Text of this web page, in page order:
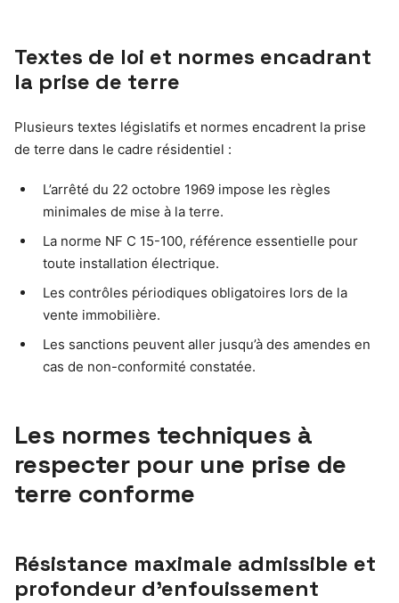
Textes de loi et normes encadrant
la prise de terre
Plusieurs textes législatifs et normes encadrent la prise
de terre dans le cadre résidentiel :
L’arrêté du 22 octobre 1969 impose les règles
minimales de mise à la terre.
La norme NF C 15-100, référence essentielle pour
toute installation électrique.
Les contrôles périodiques obligatoires lors de la
vente immobilière.
Les sanctions peuvent aller jusqu’à des amendes en
cas de non-conformité constatée.
Les normes techniques à
respecter pour une prise de
terre conforme
Résistance maximale admissible et
profondeur d’enfouissement